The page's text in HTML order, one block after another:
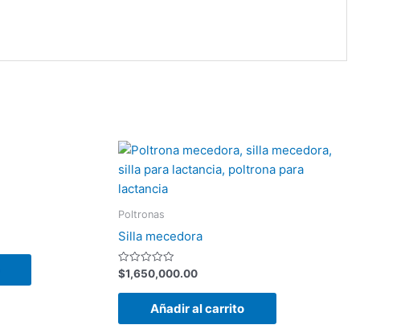
Poltronas
Silla mecedora
Valorado
con
0
$1,650,000.00
Añadir al carrito